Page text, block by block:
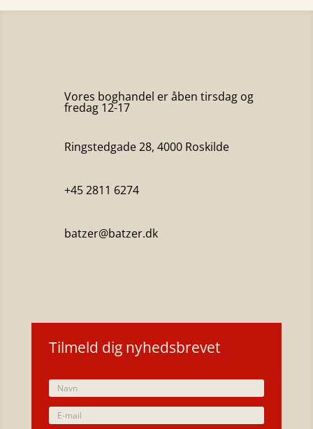
Vores boghandel er åben tirsdag og
fredag 12-17
Ringstedgade 28, 4000 Roskilde
+45 2811 6274
batzer@batzer.dk
Tilmeld dig nyhedsbrevet